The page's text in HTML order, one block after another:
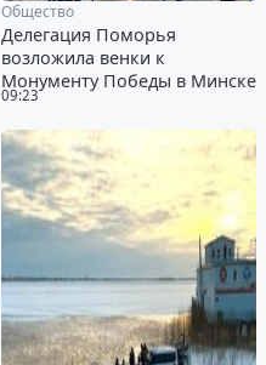
09:23
Общество
Делегация Поморья
возложила венки к
Монументу Победы в Минске